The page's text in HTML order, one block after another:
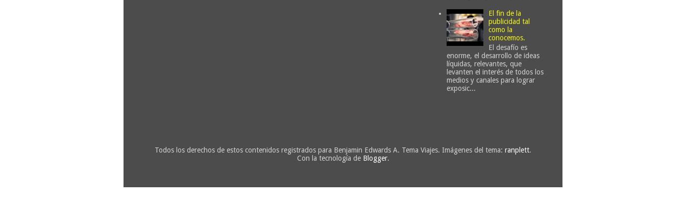
El fin de la
publicidad tal
como la
conocemos.
El desafío es
enorme, el desarrollo de ideas
líquidas, relevantes, que
levanten el interés de todos los
medios y canales para lograr
exposic...
Todos los derechos de estos contenidos registrados para Benjamin Edwards A. Tema Viajes. Imágenes del tema: ranplett.
Con la tecnología de Blogger.